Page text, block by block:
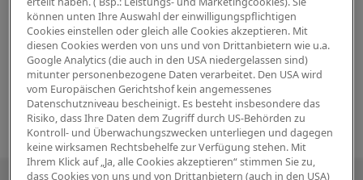
können unten Ihre Auswahl der einwilligungspflichtigen
Cookies einstellen oder gleich alle Cookies akzeptieren. Mit
diesen Cookies werden von uns und von Drittanbietern wie u.a.
Google Analytics (die auch in den USA niedergelassen sind)
mitunter personenbezogene Daten verarbeitet. Den USA wird
vom Europäischen Gerichtshof kein angemessenes
Datenschutzniveau bescheinigt. Es besteht insbesondere das
Risiko, dass Ihre Daten dem Zugriff durch US-Behörden zu
Kontroll- und Überwachungszwecken unterliegen und dagegen
keine wirksamen Rechtsbehelfe zur Verfügung stehen. Mit
Ihrem Klick auf „Ja, alle Cookies akzeptieren“ stimmen Sie zu,
dass Cookies von uns und von Drittanbietern (auch in den USA)